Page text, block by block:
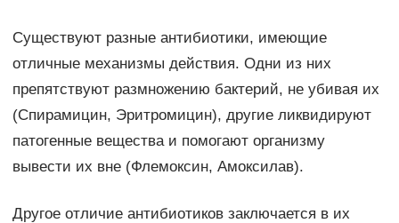
Существуют разные антибиотики, имеющие
отличные механизмы действия. Одни из них
препятствуют размножению бактерий, не убивая их
(Спирамицин, Эритромицин), другие ликвидируют
патогенные вещества и помогают организму
вывести их вне (Флемоксин, Амоксилав).
Другое отличие антибиотиков заключается в их